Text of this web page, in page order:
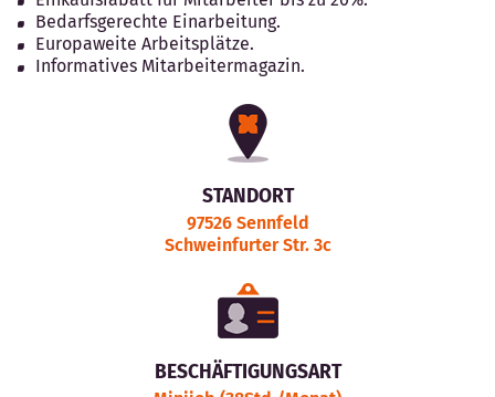
Bedarfsgerechte Einarbeitung.
Europaweite Arbeitsplätze.
Informatives Mitarbeitermagazin.
STANDORT
97526 Sennfeld
Schweinfurter Str. 3c
BESCHÄFTIGUNGSART